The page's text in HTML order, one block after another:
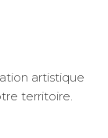
artistique
territoire.